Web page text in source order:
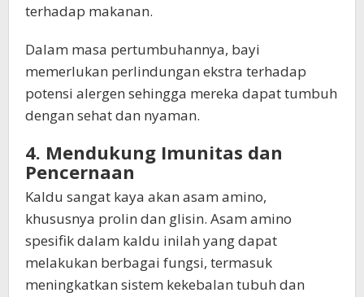
terhadap makanan.
Dalam masa pertumbuhannya, bayi
memerlukan perlindungan ekstra terhadap
potensi alergen sehingga mereka dapat tumbuh
dengan sehat dan nyaman.
4. Mendukung Imunitas dan
Pencernaan
Kaldu sangat kaya akan asam amino,
khususnya prolin dan glisin. Asam amino
spesifik dalam kaldu inilah yang dapat
melakukan berbagai fungsi, termasuk
meningkatkan sistem kekebalan tubuh dan